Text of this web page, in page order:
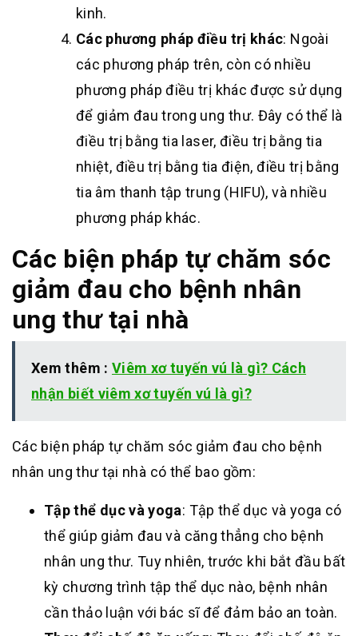
kinh.
Các phương pháp điều trị khác: Ngoài
các phương pháp trên, còn có nhiều
phương pháp điều trị khác được sử dụng
để giảm đau trong ung thư. Đây có thể là
điều trị bằng tia laser, điều trị bằng tia
nhiệt, điều trị bằng tia điện, điều trị bằng
tia âm thanh tập trung (HIFU), và nhiều
phương pháp khác.
Các biện pháp tự chăm sóc
giảm đau cho bệnh nhân
ung thư tại nhà
Xem thêm : Viêm xơ tuyến vú là gì? Cách
nhận biết viêm xơ tuyến vú là gì?
Các biện pháp tự chăm sóc giảm đau cho bệnh
nhân ung thư tại nhà có thể bao gồm:
Tập thể dục và yoga: Tập thể dục và yoga có
thể giúp giảm đau và căng thẳng cho bệnh
nhân ung thư. Tuy nhiên, trước khi bắt đầu bất
kỳ chương trình tập thể dục nào, bệnh nhân
cần thảo luận với bác sĩ để đảm bảo an toàn.